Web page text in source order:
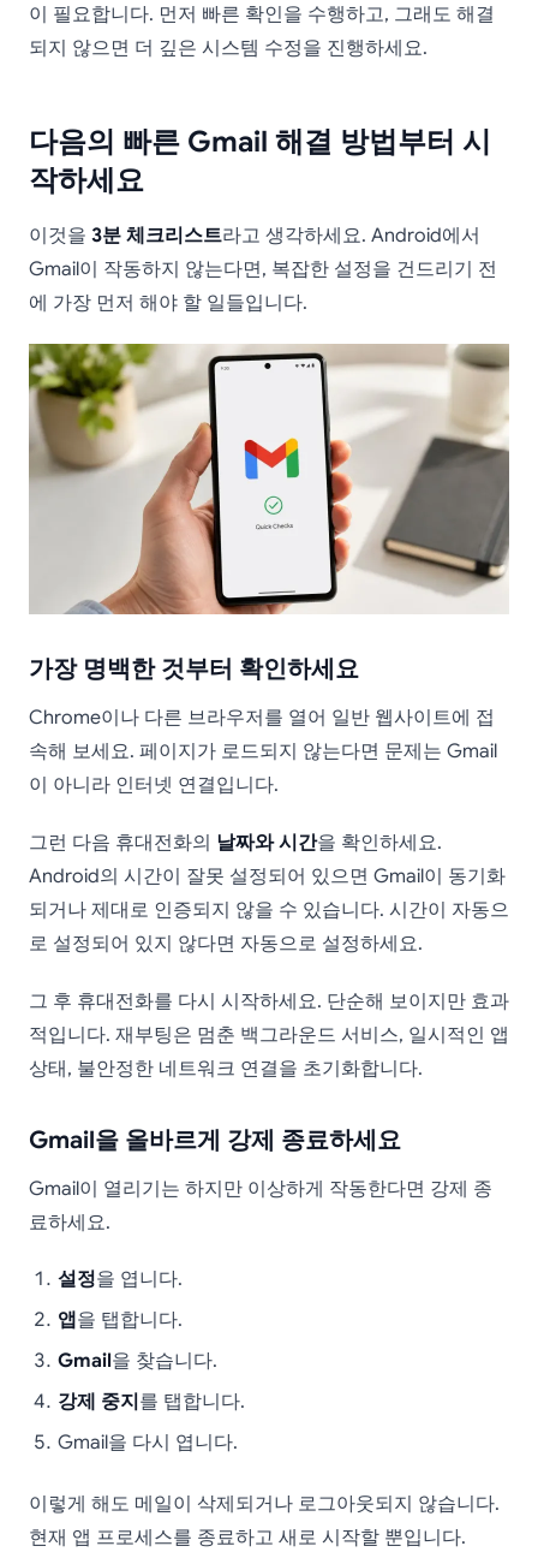
이 필요합니다. 먼저 빠른 확인을 수행하고, 그래도 해결
되지 않으면 더 깊은 시스템 수정을 진행하세요.
다음의 빠른 Gmail 해결 방법부터 시
작하세요
이것을 3분 체크리스트라고 생각하세요. Android에서
Gmail이 작동하지 않는다면, 복잡한 설정을 건드리기 전
에 가장 먼저 해야 할 일들입니다.
가장 명백한 것부터 확인하세요
Chrome이나 다른 브라우저를 열어 일반 웹사이트에 접
속해 보세요. 페이지가 로드되지 않는다면 문제는 Gmail
이 아니라 인터넷 연결입니다.
그런 다음 휴대전화의 날짜와 시간을 확인하세요.
Android의 시간이 잘못 설정되어 있으면 Gmail이 동기화
되거나 제대로 인증되지 않을 수 있습니다. 시간이 자동으
로 설정되어 있지 않다면 자동으로 설정하세요.
그 후 휴대전화를 다시 시작하세요. 단순해 보이지만 효과
적입니다. 재부팅은 멈춘 백그라운드 서비스, 일시적인 앱
상태, 불안정한 네트워크 연결을 초기화합니다.
Gmail을 올바르게 강제 종료하세요
Gmail이 열리기는 하지만 이상하게 작동한다면 강제 종
료하세요.
설정을 엽니다.
앱 을 탭합니다.
Gmail을 찾습니다.
강제 중지 를 탭합니다.
Gmail을 다시 엽니다.
이렇게 해도 메일이 삭제되거나 로그아웃되지 않습니다.
현재 앱 프로세스를 종료하고 새로 시작할 뿐입니다.